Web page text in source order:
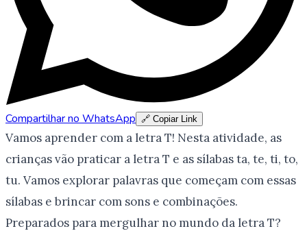
Compartilhar no WhatsApp 🔗 Copiar Link
Vamos aprender com a letra T! Nesta atividade, as
crianças vão praticar a letra T e as sílabas ta, te, ti, to,
tu. Vamos explorar palavras que começam com essas
sílabas e brincar com sons e combinações.
Preparados para mergulhar no mundo da letra T?